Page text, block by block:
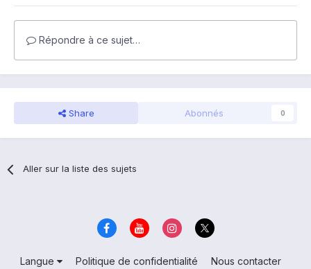
Répondre à ce sujet…
Share Abonnés 0
Aller sur la liste des sujets
Langue Politique de confidentialité Nous contacter